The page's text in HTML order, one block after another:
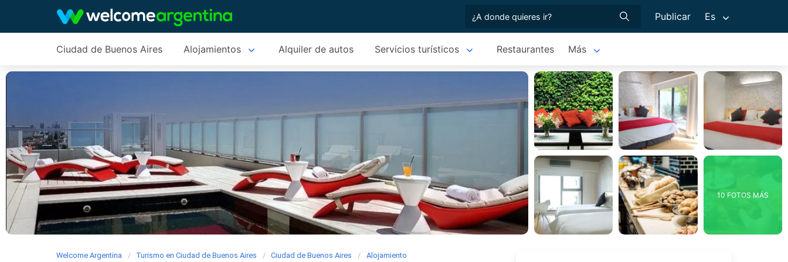
Publicar Es
Ciudad de Buenos Aires Alojamientos Alquiler de autos Servicios turísticos Restaurantes Más
10 FOTOS MÁS
Welcome Argentina Turismo en Ciudad de Buenos Aires Ciudad de Buenos Aires
Alojamiento